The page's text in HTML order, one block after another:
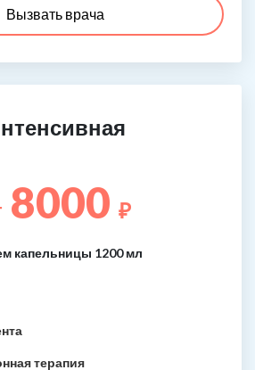
Вызвать врача
8000 ₽
капельницы 1200 мл
терапия